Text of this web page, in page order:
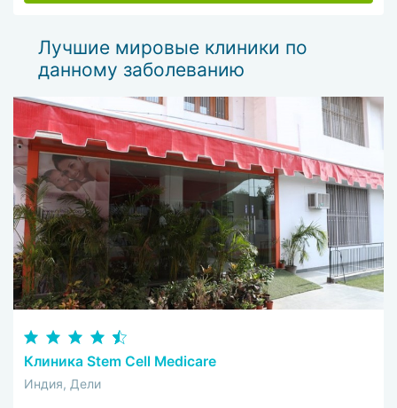
Лучшие мировые клиники по
данному заболеванию
Клиника Stem Cell Medicare
Индия, Дели